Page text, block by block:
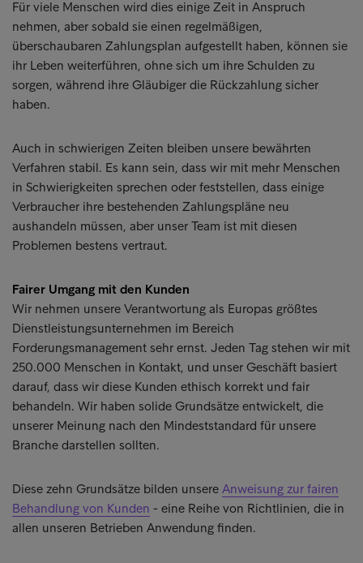
Für viele Menschen wird dies einige Zeit in Anspruch
nehmen, aber sobald sie einen regelmäßigen,
überschaubaren Zahlungsplan aufgestellt haben, können sie
ihr Leben weiterführen, ohne sich um ihre Schulden zu
sorgen, während ihre Gläubiger die Rückzahlung sicher
haben.
Auch in schwierigen Zeiten bleiben unsere bewährten
Verfahren stabil. Es kann sein, dass wir mit mehr Menschen
in Schwierigkeiten sprechen oder feststellen, dass einige
Verbraucher ihre bestehenden Zahlungspläne neu
aushandeln müssen, aber unser Team ist mit diesen
Problemen bestens vertraut.
Fairer Umgang mit den Kunden
Wir nehmen unsere Verantwortung als Europas größtes
Dienstleistungsunternehmen im Bereich
Forderungsmanagement sehr ernst. Jeden Tag stehen wir mit
250.000 Menschen in Kontakt, und unser Geschäft basiert
darauf, dass wir diese Kunden ethisch korrekt und fair
behandeln. Wir haben solide Grundsätze entwickelt, die
unserer Meinung nach den Mindeststandard für unsere
Branche darstellen sollten.
Diese zehn Grundsätze bilden unsere Anweisung zur fairen
Behandlung von Kunden - eine Reihe von Richtlinien, die in
allen unseren Betrieben Anwendung finden.